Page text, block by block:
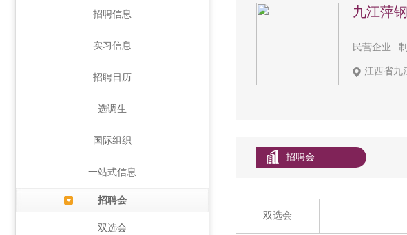
招聘信息
实习信息
招聘日历
选调生
国际组织
一站式信息
招聘会
双选会
九江萍
民营企业 |
江西省九
招聘会
双选会